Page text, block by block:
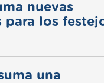
nuevas
para los
una